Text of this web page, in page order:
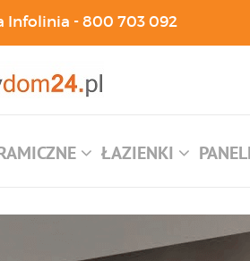
Infolinia -800 703 092
ŁAZIENKI